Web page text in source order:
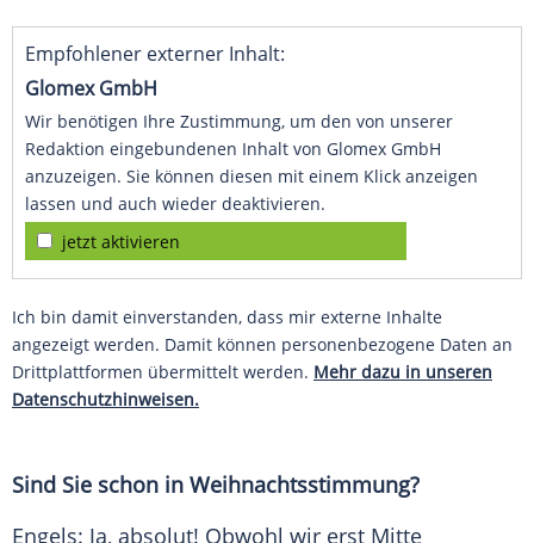
Empfohlener externer Inhalt:
Glomex GmbH
Wir benötigen Ihre Zustimmung, um den von unserer
Redaktion eingebundenen Inhalt von Glomex GmbH
anzuzeigen. Sie können diesen mit einem Klick anzeigen
lassen und auch wieder deaktivieren.
jetzt aktivieren
Ich bin damit einverstanden, dass mir externe Inhalte
angezeigt werden. Damit können personenbezogene Daten an
Drittplattformen übermittelt werden. Mehr dazu in unseren
Datenschutzhinweisen.
Sind Sie schon in Weihnachtsstimmung?
Engels: Ja, absolut! Obwohl wir erst Mitte